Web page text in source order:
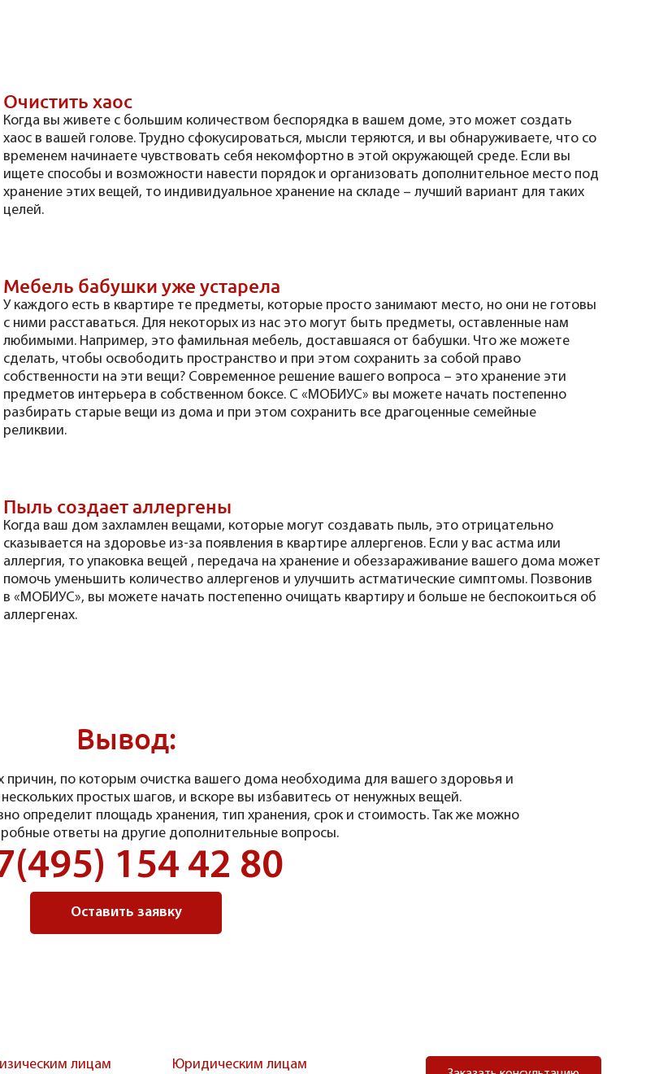
Очистить хаос
Когда вы живете с большим количеством беспорядка в вашем доме, это может создать
хаос в вашей голове. Трудно сфокусироваться, мысли теряются, и вы обнаруживаете, что со
временем начинаете чувствовать себя некомфортно в этой окружающей среде. Если вы
ищете способы и возможности навести порядок и организовать дополнительное место под
хранение этих вещей, то индивидуальное хранение на складе – лучший вариант для таких
целей.
Мебель бабушки уже устарела
У каждого есть в квартире те предметы, которые просто занимают место, но они не готовы
с ними расставаться. Для некоторых из нас это могут быть предметы, оставленные нам
любимыми. Например, это фамильная мебель, доставшаяся от бабушки. Что же можете
сделать, чтобы освободить пространство и при этом сохранить за собой право
собственности на эти вещи? Современное решение вашего вопроса – это хранение эти
предметов интерьера в собственном боксе. С «МОБИУС» вы можете начать постепенно
разбирать старые вещи из дома и при этом сохранить все драгоценные семейные
реликвии.
Пыль создает аллергены
Когда ваш дом захламлен вещами, которые могут создавать пыль, это отрицательно
сказывается на здоровье из-за появления в квартире аллергенов. Если у вас астма или
аллергия, то упаковка вещей , передача на хранение и обеззараживание вашего дома может
помочь уменьшить количество аллергенов и улучшить астматические симптомы. Позвонив
в «МОБИУС», вы можете начать постепенно очищать квартиру и больше не беспокоиться об
аллергенах.
Вывод:
причин, по которым очистка вашего дома необходима для вашего здоровья и
простых шагов, и вскоре вы избавитесь от ненужных вещей.
определит площадь хранения, тип хранения, срок и стоимость. Так же можно
ответы на другие дополнительные вопросы.
154 42 80
Оставить заявку
лицам Юридическим лицам